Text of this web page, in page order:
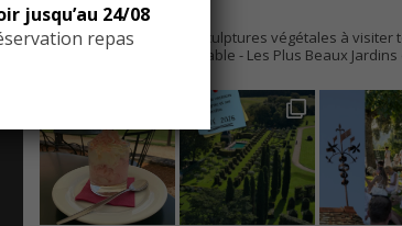
EYRIGNAC
10 hectares de sculptures végétales à visiter
- Jardin Remarquable- Les Plus Beaux
jusqu’au 24/08
repas